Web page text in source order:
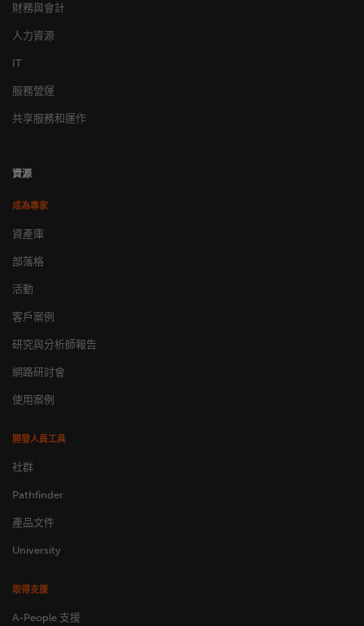
財務與會計
人力資源
IT
服務營運
共享服務和運作
資源
成為專家
資產庫
部落格
活動
客戶案例
研究與分析師報告
網路研討會
使用案例
開發人員工具
社群
Pathfinder
產品文件
University
取得支援
A-People 支援